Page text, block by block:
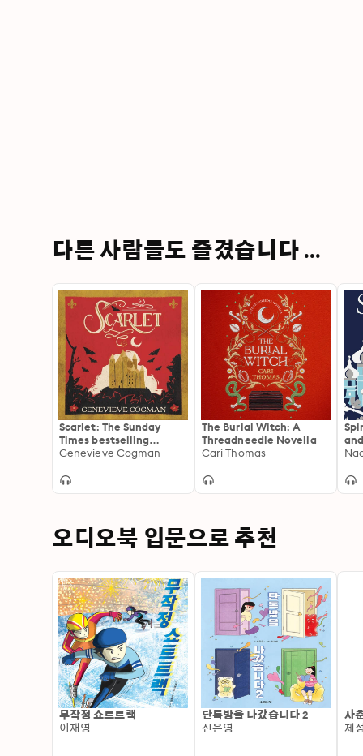
다른 사람들도 즐겼습니다 ...
Scarlet: The Sunday
Times bestselling
historical romp and
retelling of the Scarlet
Genevieve Cogman
The Burial Witch: A
Threadneedle Novella
Cari Thomas
오디오북 입문으로 추천
무작정 쇼트트랙
이재영
단톡방을 나갔습니다 2
신은영
사
제